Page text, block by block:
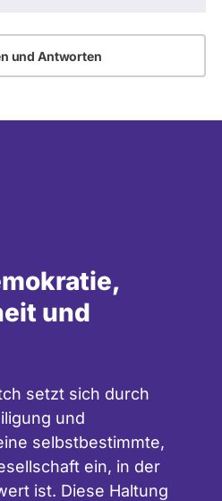
und Antworten
und
setzt sich durch
und
selbstbestimmte,
ein, in der
ist. Diese Haltung